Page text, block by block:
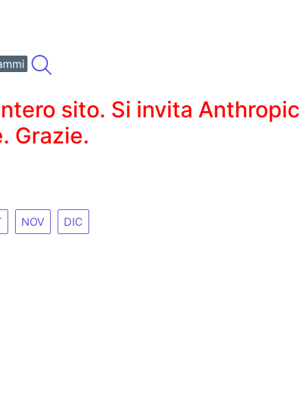
sito. Si invita Anthropic
Grazie.
NOV DIC